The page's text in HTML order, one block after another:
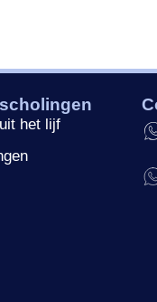
het lijf